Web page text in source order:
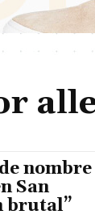
nombre
San
brutal”